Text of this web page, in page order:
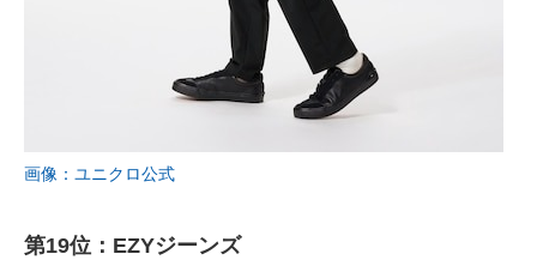
画像：ユニクロ公式
第19位：EZYジーンズ